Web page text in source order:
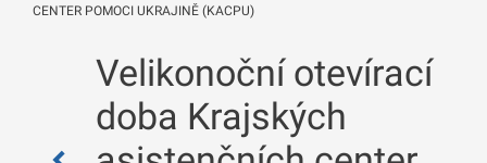
CENTER POMOCI UKRAJINĚ (KACPU)
Velikonoční otevírací
doba Krajských